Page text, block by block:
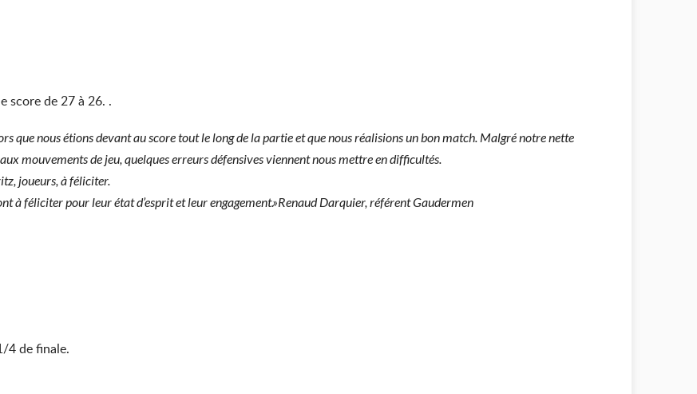
score de 27 à 26. .
que nous étions devant au score tout le long de la partie et que nous réalisions un bon match. Malgré notre nette
mouvements de jeu, quelques erreurs défensives viennent nous mettre en difficultés.
joueurs, à féliciter.
à féliciter pour leur état d’esprit et leur engagement.»Renaud Darquier, référent Gaudermen
4 de finale.